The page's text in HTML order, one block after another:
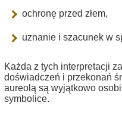
ochronę przed złem,
uznanie i szacunek w
Każda z tych interpretacji
doświadczeń i przekonań
aureolą są wyjątkowo
symbolice.